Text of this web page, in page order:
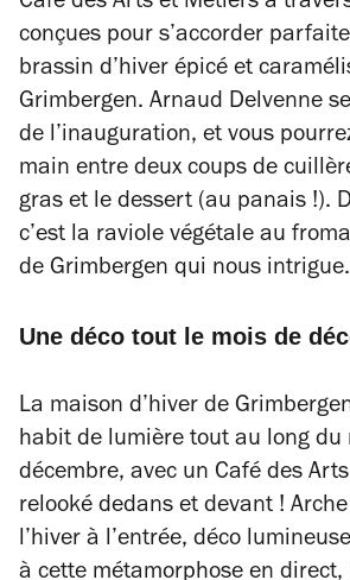
conçues pour s’accorder
brassin d’hiver épicé et
Grimbergen. Arnaud Delvenne
de l’inauguration, et vous
main entre deux coups de
gras et le dessert (au panais !).
c’est la raviole végétale au
de Grimbergen qui nous intrigue.
Une déco tout le mois de
La maison d’hiver de
habit de lumière tout au long du
décembre, avec un Café des
relooké dedans et devant !
l’hiver à l’entrée, déco
à cette métamorphose en direct,